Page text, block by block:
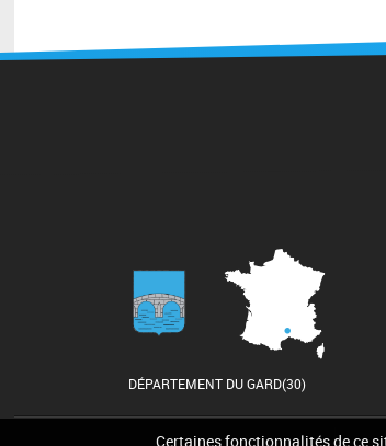
Certaines fonctionnalités de ce
DÉPARTEMENT DU GARD(30)